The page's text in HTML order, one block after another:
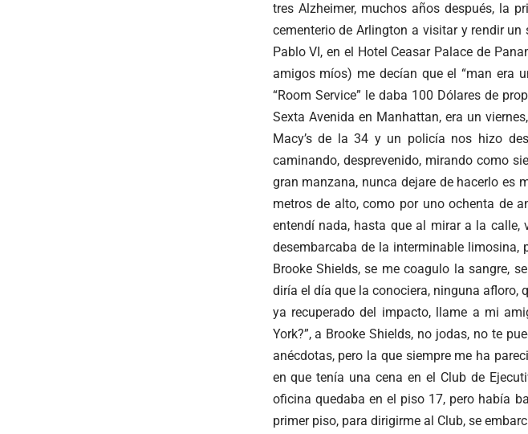
tres Alzheimer, muchos años después, la
cementerio de Arlington a visitar y rendir
Pablo VI, en el Hotel Ceasar Palace de
amigos míos) me decían que el “man era
“Room Service” le daba 100 Dólares de
Sexta Avenida en Manhattan, era un
Macy’s de la 34 y un policía nos hizo
caminando, desprevenido, mirando como
gran manzana, nunca dejare de hacerlo es
metros de alto, como por uno ochenta de
entendí nada, hasta que al mirar a la
desembarcaba de la interminable
Brooke Shields, se me coagulo la sangre,
diría el día que la conociera, ninguna afloro,
ya recuperado del impacto, llame a mi
York?”, a Brooke Shields, no jodas, no te
anécdotas, pero la que siempre me ha
en que tenía una cena en el Club de
oficina quedaba en el piso 17, pero había
primer piso, para dirigirme al Club, se